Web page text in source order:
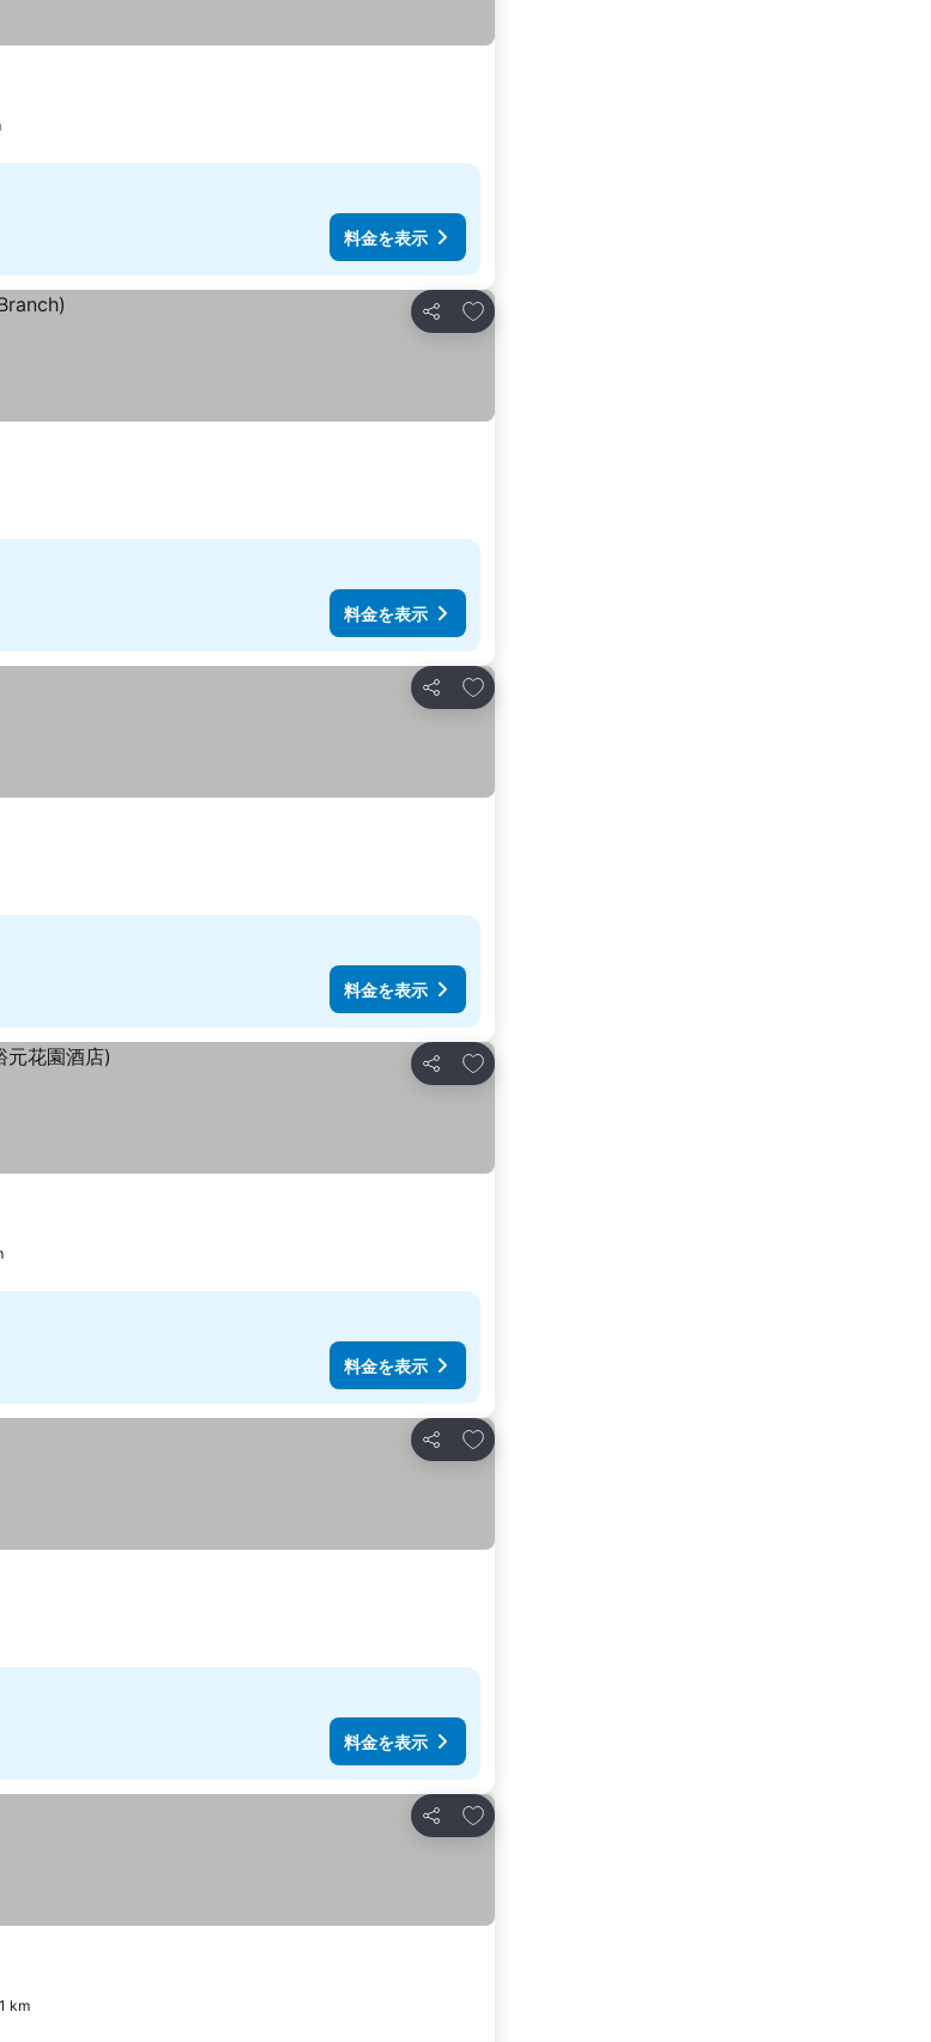
料金を表示
シェア
お気に入りに追加
料金を表示
シェア
お気に入りに追加
料金を表示
シェア
お気に入りに追加
料金を表示
シェア
お気に入りに追加
料金を表示
シェア
お気に入りに追加
km